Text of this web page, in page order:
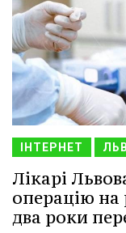
ІНТЕРНЕТ
Лікарі
операцію на
два роки